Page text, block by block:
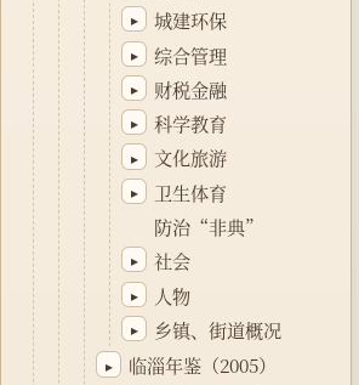
▸ 城建环保
▸ 综合管理
▸ 财税金融
▸ 科学教育
▸ 文化旅游
▸
卫生体育
防治“非典”
▸ 社会
▸ 人物
▸ 乡镇、街道概况
▸ 临淄年鉴（2005）